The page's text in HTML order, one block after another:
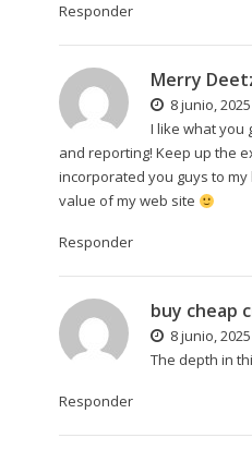
Responder
Merry
8 junio,
I like what you
and reporting! Keep up the
incorporated you guys to
value of my web site
Responder
buy cheap
8 junio,
The depth in
Responder